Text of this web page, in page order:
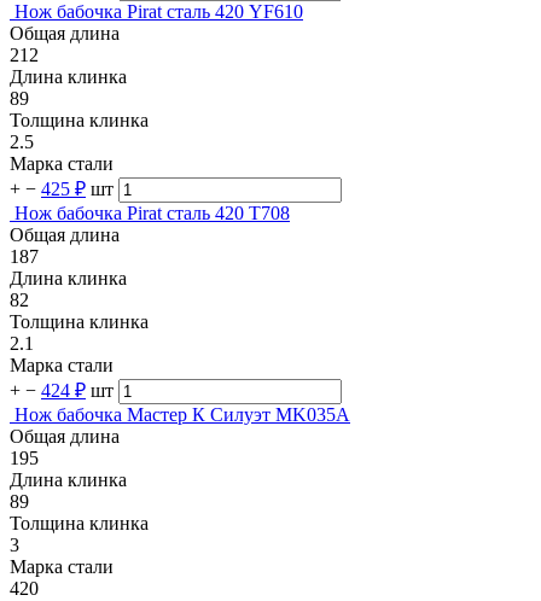
Нож бабочка Pirat сталь 420 YF610
Общая длина
212
Длина клинка
89
Толщина клинка
2.5
Марка стали
+ − 425 ₽ шт
Нож бабочка Pirat сталь 420 T708
Общая длина
187
Длина клинка
82
Толщина клинка
2.1
Марка стали
+ − 424 ₽ шт
Нож бабочка Мастер К Силуэт MK035A
Общая длина
195
Длина клинка
89
Толщина клинка
3
Марка стали
420